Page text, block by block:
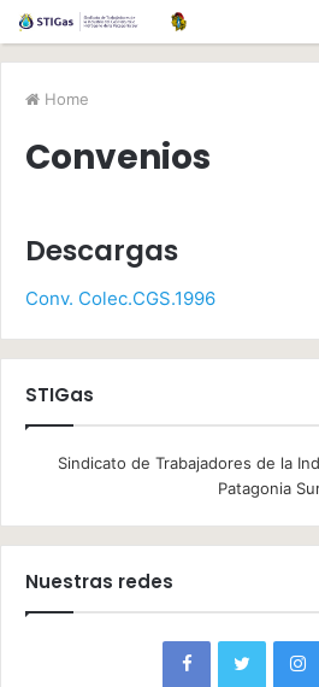
Home
Convenios
Descargas
Conv. Colec.CGS.1996
STIGas
Sindicato de Trabajadores de la
Patagonia
Nuestras redes